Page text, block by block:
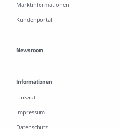
Marktinformationen
Kundenportal
Newsroom
Informationen
Einkauf
Impressum
Datenschutz